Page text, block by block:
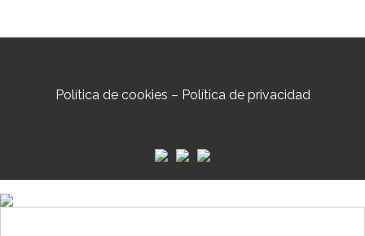
Política de cookies – Política de privacidad